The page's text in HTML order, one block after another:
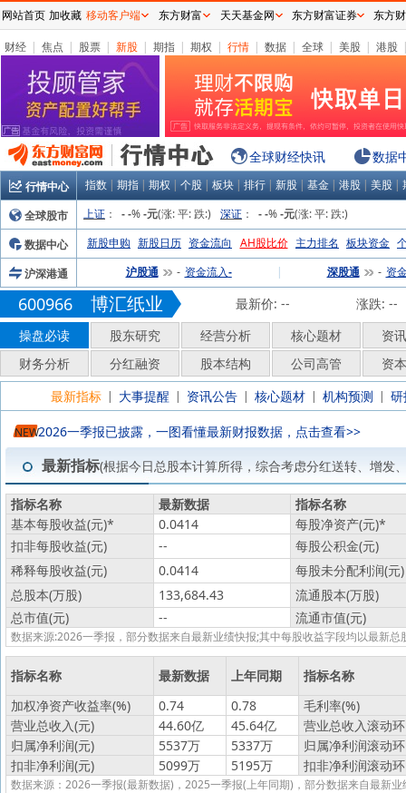
财经 | 焦点 | 股票 | 新股 | 期指 | 期权 | 行情 | 数据 | 全球 | 美股 | 港股
全球财经快讯 数据
行情中心 指数 | 期指 | 期权 | 个股 | 板块 | 排行 | 新股 | 基金 | 港股 | 美股 |
全球股市
上证 ： - -% -元(涨:平:跌:) 深证 ： - -% -元(涨:平:跌:)
数据中心
新股申购 新股日历 资金流向 AH股比价 主力排名 板块资金
沪深港通
沪股通 - 资金流入- | 深股通 - 资
600966 博汇纸业 最新价: -- 涨跌: --
操盘必读
股东研究 经营分析 核心题材
资
财务分析
分红融资 股本结构 公司高管
资
最新指标 | 大事提醒 | 资讯公告 | 核心题材 | 机构预测 |
NEW2026一季报已披露，一图看懂最新财报数据，点击查看>>
最新指标(根据今日总股本计算所得，综合考虑分红送转、增发
指标名称 最新数据
指标名称
基本每股收益(元)* 0.0414 每股净资产(元)*
扣非每股收益(元)
--
每股公积金(元)
稀释每股收益(元)
0.0414
每股未分配利润(元)
总股本(万股)
133,684.43
流通股本(万股)
总市值(元)
-- 流通市值(元)
数据来源:2026一季报，部分数据来自最新业绩快报;其中每股收益字段均以最新
指标名称 最新数据 上年同期
指标名称
加权净资产收益率(%)
0.74 0.78
毛利率(%)
营业总收入(元)
44.60亿 45.64亿
营业总收入滚动
归属净利润(元)
5537万 5337万
归属净利润滚动
扣非净利润(元)
5099万 5195万 扣非净利润滚动
数据来源：2026一季报(最新数据)，2025一季报(上年同期)，部分数据来自最新业
网站首页 加收藏 移动客户端 东方财富 天天基金网 东方财富证券 东方